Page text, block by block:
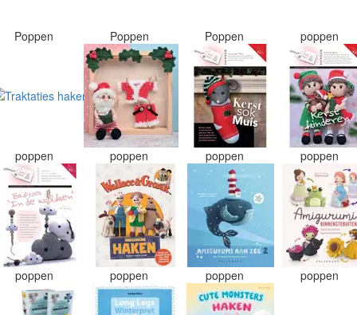
Poppen Poppen Poppen poppen
poppen poppen poppen poppen
poppen poppen poppen poppen